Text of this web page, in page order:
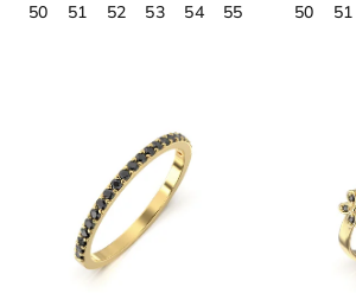
50
51 52 53 54 55 57 58
50
51